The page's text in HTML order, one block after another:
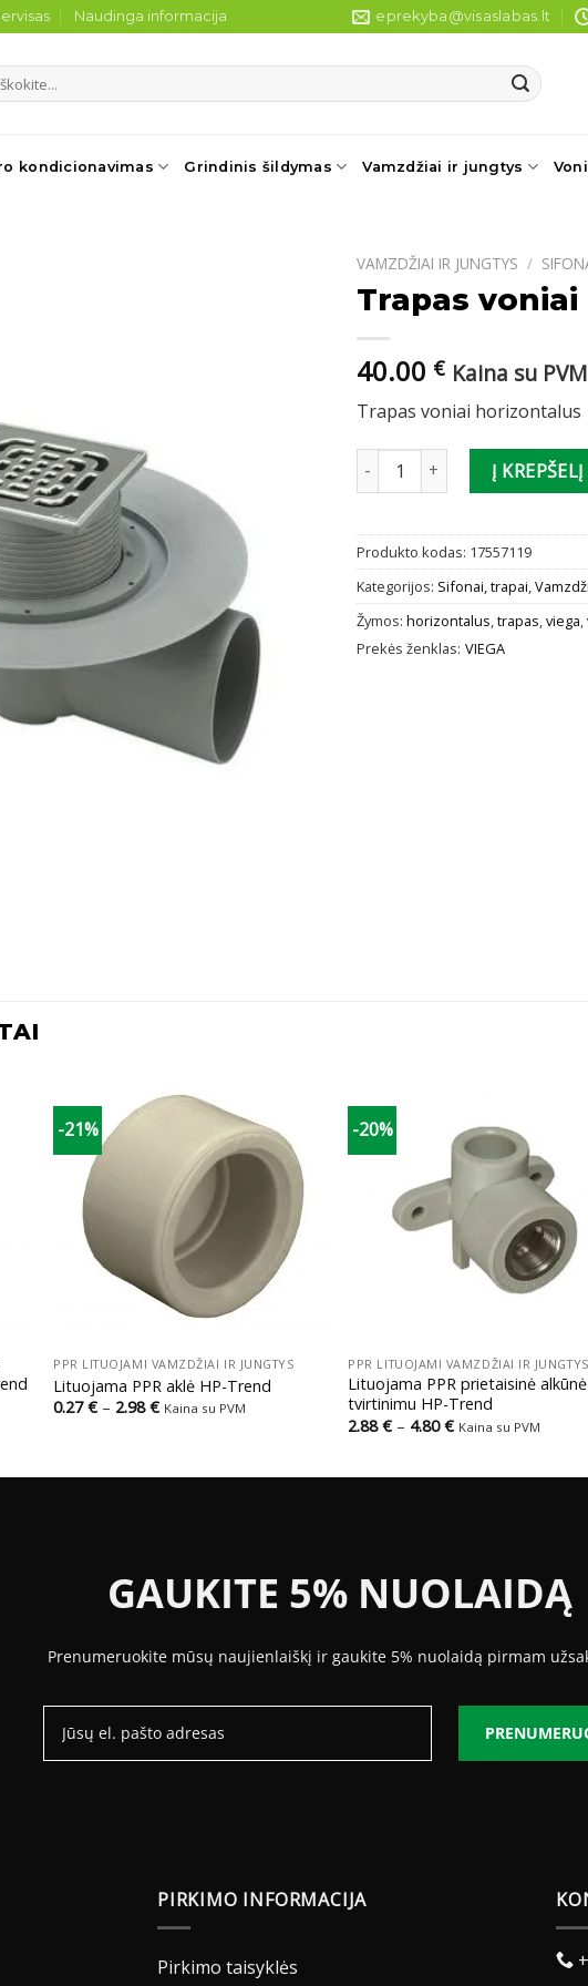
Naudinga informacija eprekyba@visaslabas.lt
kondicionavimas Grindinis šildymas Vamzdžiai ir jungtys
VAMZDŽIAI IR JUNGTYS /
Trapas
40.00 € Kaina su PVM
Trapas voniai horizontalus
produkto kiekis: Trapas voniai
Į KREPŠELĮ
Produkto kodas: 17557119
Kategorijos: Sifonai, trapai
Žymos: horizontalus trapas viega
Prekės ženklas: VIEGA
-21%
PPR LITUOJAMI VAMZDŽIAI IR JUNGTYS
Lituojama PPR aklė HP-Trend
0.27€ – 2.98€Price
Kaina su PVM
-20%
PPR LITUOJAMI VAMZDŽIAI IR JUNGTYS
Lituojama PPR prietaisinė
tvirtinimu HP-Trend
2.88€ – 4.80€Price
Kaina su PVM
GAUKITE 5% NUOLAIDĄ
Prenumeruokite mūsų naujienlaiškį ir gaukite 5% nuolaidą pirmam
PIRKIMO INFORMACIJA
Pirkimo taisyklės